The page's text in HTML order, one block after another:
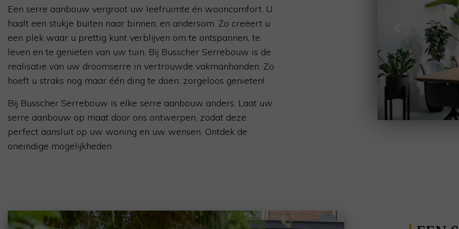
Een serre aanbouw vergroot uw leefruimte én wooncomfort. U
haalt een stukje buiten naar binnen, en andersom. Zo creëert u
een plek waar u prettig kunt verblijven om te ontspannen, te
leven en te genieten van uw tuin. Bij Busscher Serrebouw is de
realisatie van uw droomserre in vertrouwde vakmanhanden. Zo
hoeft u straks nog maar één ding te doen: zorgeloos genieten!
Bij Busscher Serrebouw is elke serre aanbouw anders. Laat uw
serre aanbouw op maat door ons ontwerpen, zodat deze
perfect aansluit op uw woning en uw wensen. Ontdek de
oneindige mogelijkheden.
Previous